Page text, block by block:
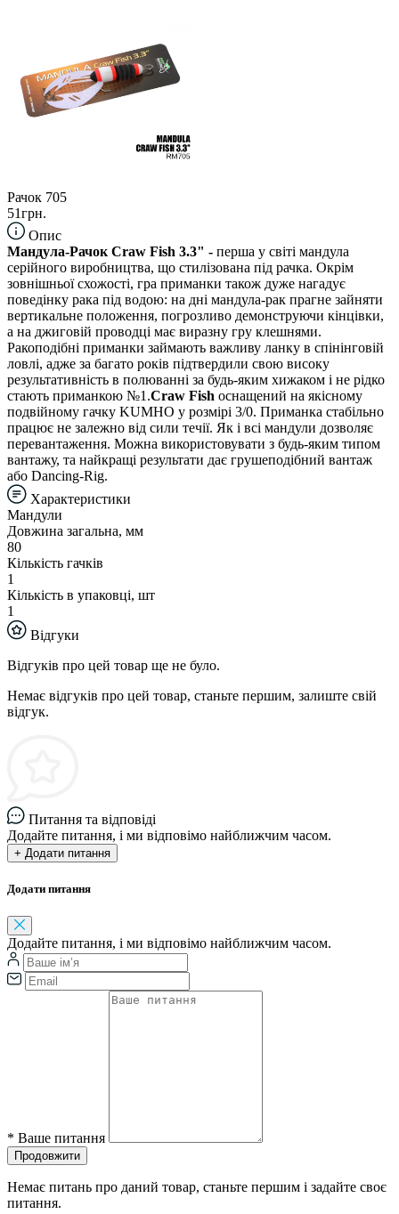
Рачок 705
51грн.
Опис
Мандула-Рачок Craw Fish 3.3" - перша у світі мандула
серійного виробництва, що стилізована під рачка. Окрім
зовнішньої схожості, гра приманки також дуже нагадує
поведінку рака під водою: на дні мандула-рак прагне зайняти
вертикальне положення, погрозливо демонструючи кінцівки,
а на джиговій проводці має виразну гру клешнями.
Ракоподібні приманки займають важливу ланку в спінінговій
ловлі, адже за багато років підтвердили свою високу
результативність в полюванні за будь-яким хижаком і не рідко
стають приманкою №1.Craw Fish оснащений на якісному
подвійному гачку KUMHO у розмірі 3/0. Приманка стабільно
працює не залежно від сили течії. Як і всі мандули дозволяє
перевантаження. Можна використовувати з будь-яким типом
вантажу, та найкращі результати дає грушеподібний вантаж
або Dancing-Rig.
Характеристики
Мандули
Довжина загальна, мм
80
Кількість гачків
1
Кількість в упаковці, шт
1
Відгуки
Відгуків про цей товар ще не було.
Немає відгуків про цей товар, станьте першим, залиште свій
відгук.
Питання та відповіді
Додайте питання, і ми відповімо найближчим часом.
+ Додати питання
Додати питання
Додайте питання, і ми відповімо найближчим часом.
* Ваше питання
Продовжити
Немає питань про даний товар, станьте першим і задайте своє
питання.